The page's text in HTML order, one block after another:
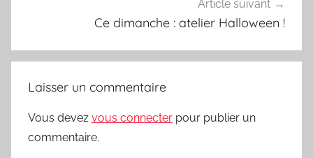
Article suivant
Ce dimanche : atelier Halloween !
Laisser un commentaire
Vous devez vous connecter pour publier un
commentaire.